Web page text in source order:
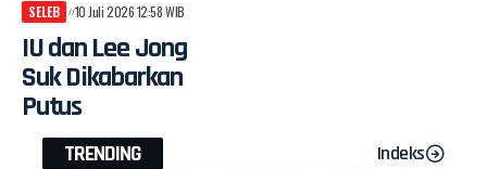
SELEB 10 Juli 2026 12:58 WIB
IU dan Lee Jong
Suk Dikabarkan
Putus
TRENDING Indeks